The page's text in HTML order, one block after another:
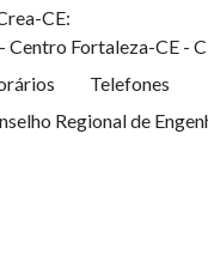
CE:
Centro Fortaleza-CE -
Telefones
Regional de